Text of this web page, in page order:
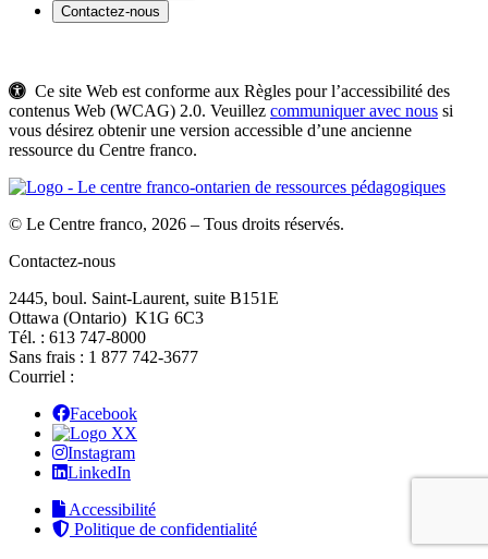
Contactez-nous
Ce site Web est conforme aux Règles pour l’accessibilité des
contenus Web (WCAG) 2.0. Veuillez communiquer avec nous si
vous désirez obtenir une version accessible d’une ancienne
ressource du Centre franco.
© Le Centre franco, 2026 – Tous droits réservés.
Contactez-nous
2445, boul. Saint-Laurent, suite B151E
Ottawa (Ontario) K1G 6C3
Tél. : 613 747‑8000
Sans frais : 1 877 742‑3677
Courriel :
Facebook
X
Instagram
LinkedIn
Accessibilité
Politique de confidentialité